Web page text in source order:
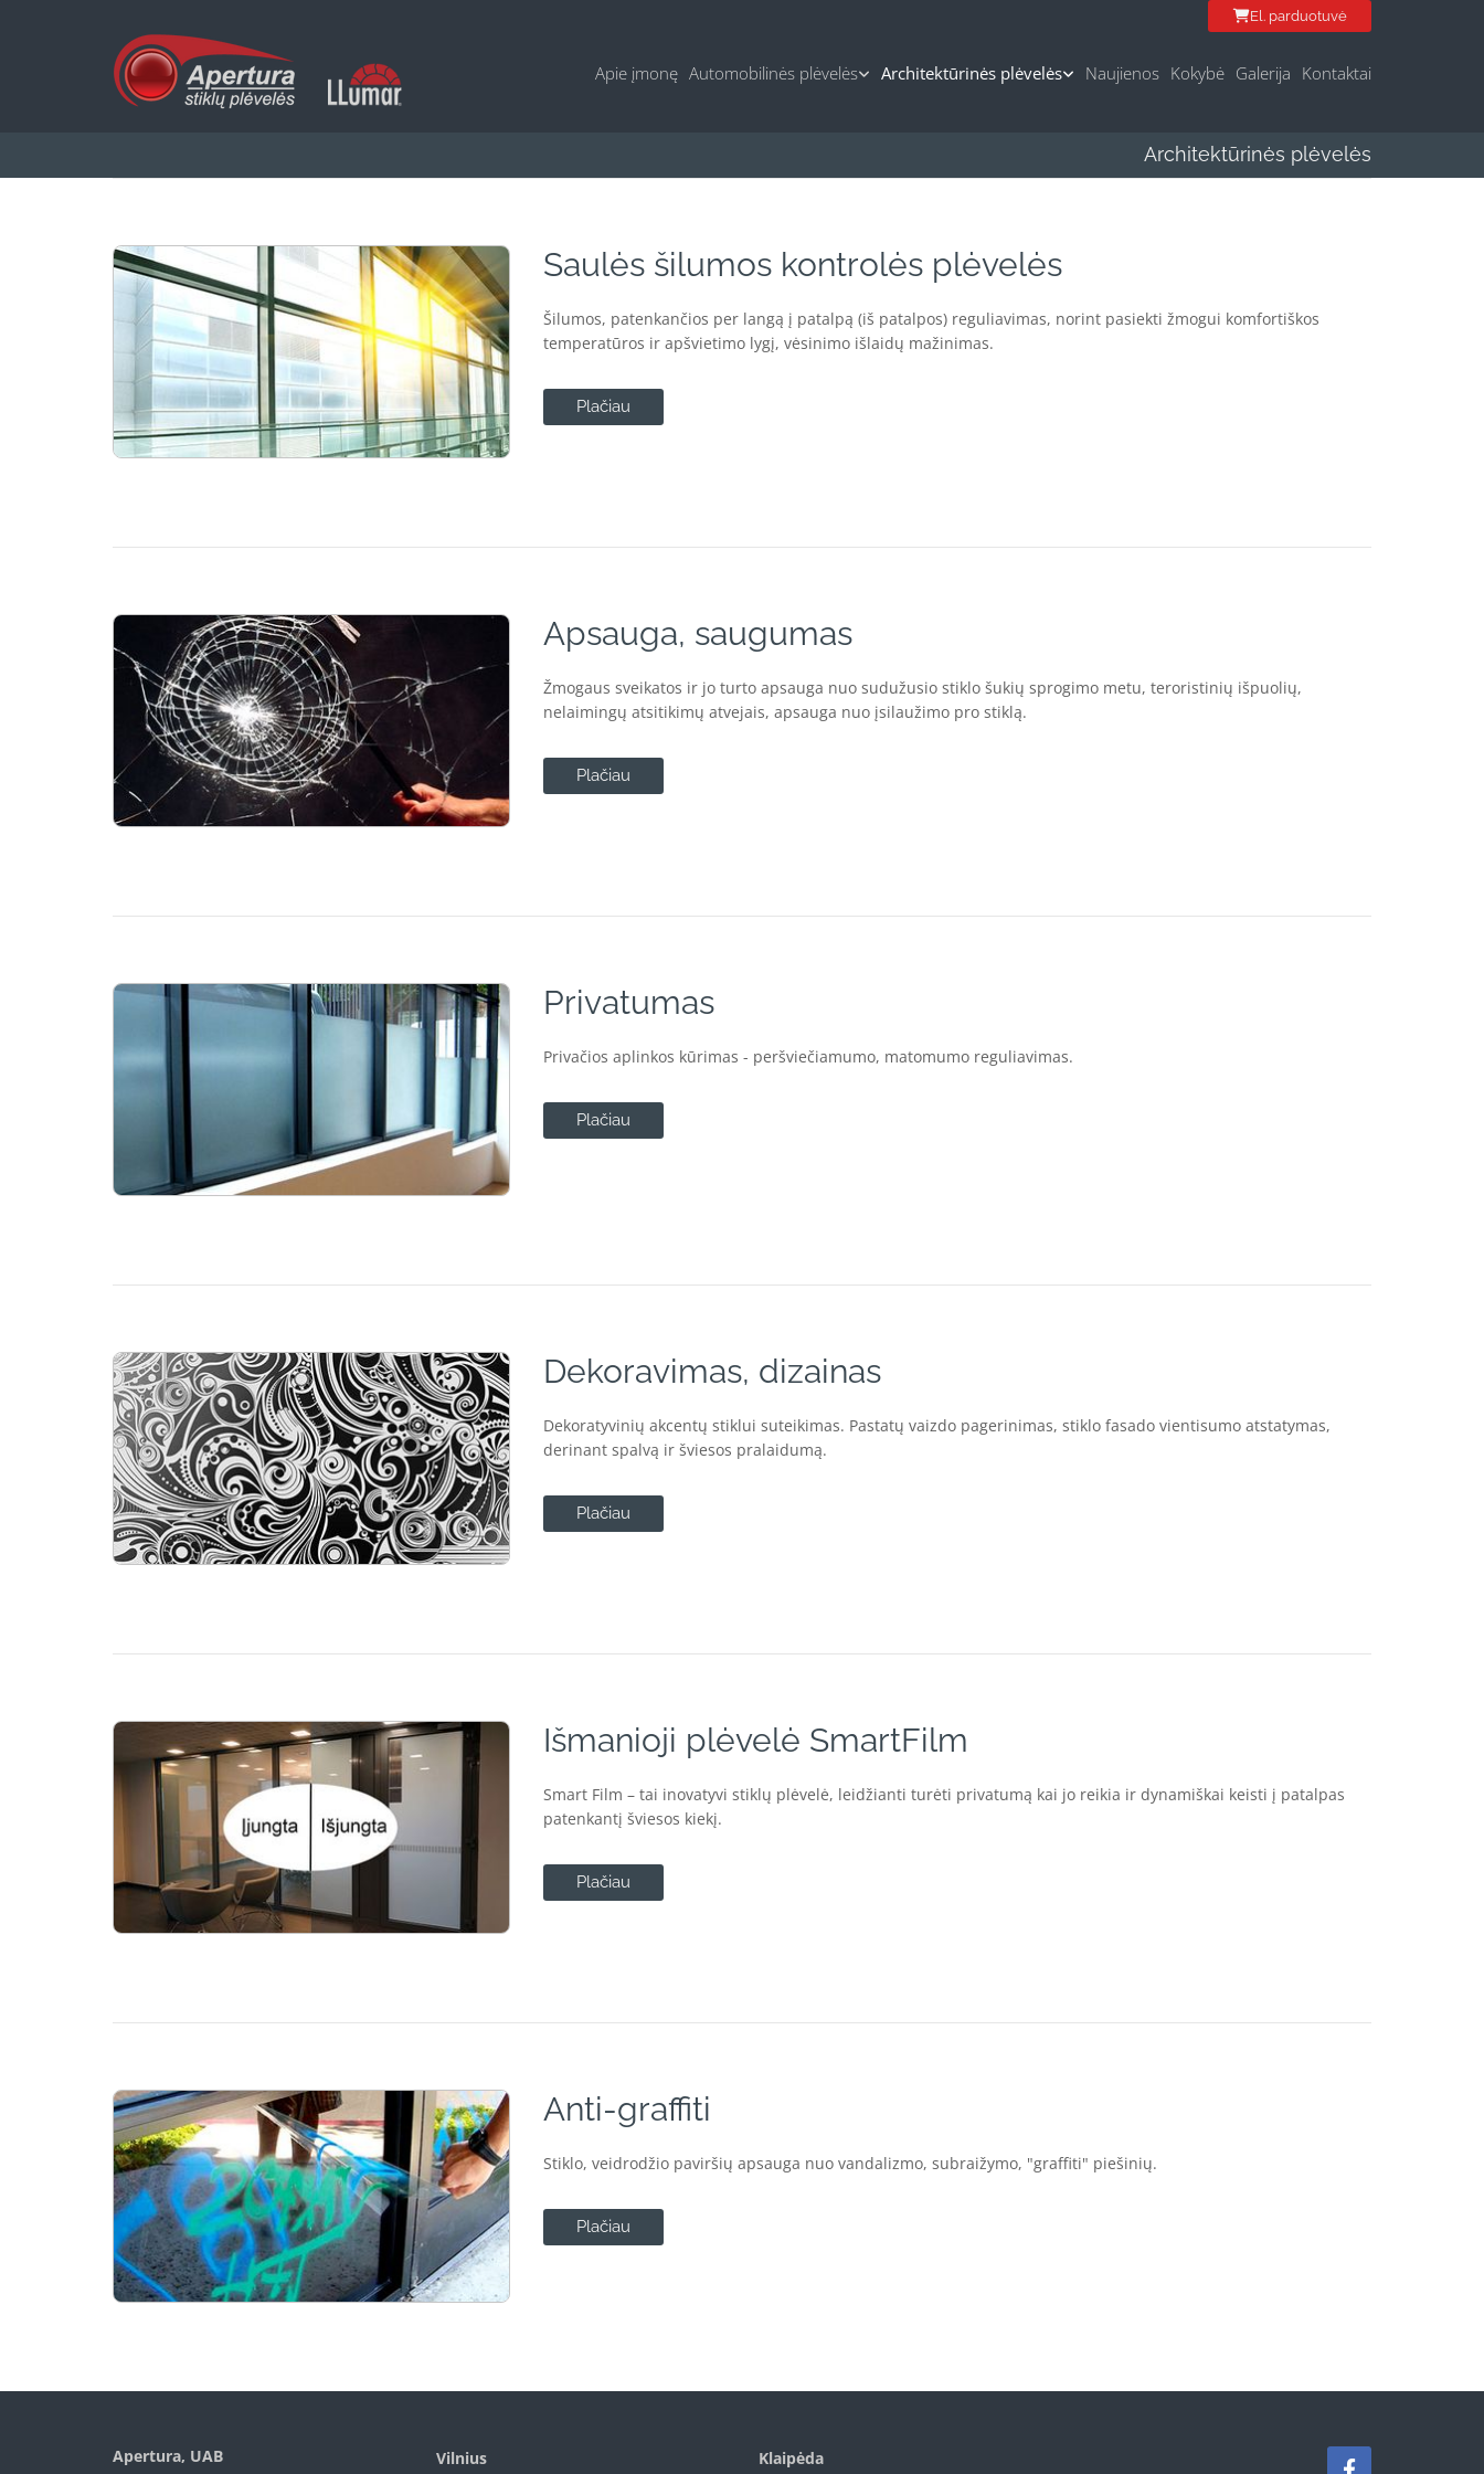
El. parduotuvė
Apie įmonę Automobilinės plėvelės Architektūrinės plėvelės Naujienos Kokybė Galerija Kontaktai
Architektūrinės plėvelės
Saulės šilumos kontrolės plėvelės
Šilumos, patenkančios per langą į patalpą (iš patalpos) reguliavimas, norint pasiekti žmogui komfortiškos
temperatūros ir apšvietimo lygį, vėsinimo išlaidų mažinimas.
Plačiau
Apsauga, saugumas
Žmogaus sveikatos ir jo turto apsauga nuo sudužusio stiklo šukių sprogimo metu, teroristinių išpuolių,
nelaimingų atsitikimų atvejais, apsauga nuo įsilaužimo pro stiklą.
Plačiau
Privatumas
Privačios aplinkos kūrimas - peršviečiamumo, matomumo reguliavimas.
Plačiau
Dekoravimas, dizainas
Dekoratyvinių akcentų stiklui suteikimas. Pastatų vaizdo pagerinimas, stiklo fasado vientisumo atstatymas,
derinant spalvą ir šviesos pralaidumą.
Plačiau
Išmanioji plėvelė SmartFilm
Smart Film – tai inovatyvi stiklų plėvelė, leidžianti turėti privatumą kai jo reikia ir dynamiškai keisti į patalpas
patenkantį šviesos kiekį.
Plačiau
Anti-graffiti
Stiklo, veidrodžio paviršių apsauga nuo vandalizmo, subraižymo, "graffiti" piešinių.
Plačiau
Apertura, UAB Vilnius Klaipėda